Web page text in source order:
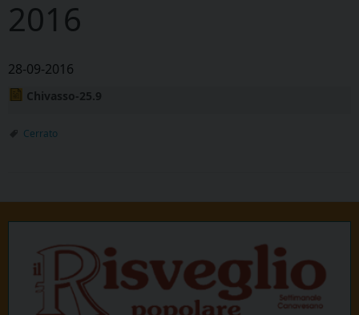
2016
28-09-2016
Chivasso-25.9
Cerrato